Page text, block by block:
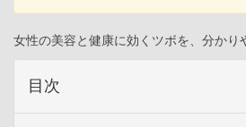
女性の美容と健康に効くツボを、分かり
目次